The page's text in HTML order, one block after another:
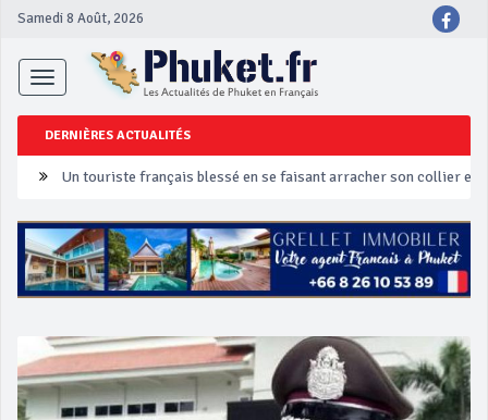
Samedi 8 Août, 2026
Toggle
navigation
DERNIÈRES ACTUALITÉS
Un touriste français blessé en se faisant arracher son collier en
Phuket Peranakan Festival
‘Phuket Eye’ assurera la sécurité pendant Songkran
Campagne de sécurité routière ‘Seven Days of Danger’ de